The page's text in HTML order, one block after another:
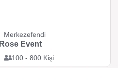
Merkezefendi
100 - 800 Kişi
Rose Event